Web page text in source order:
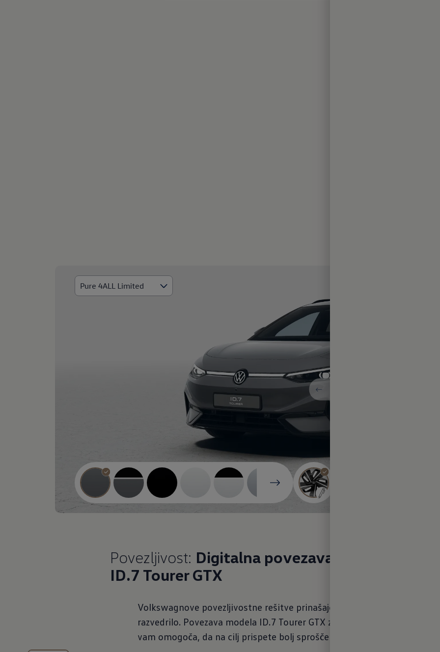
ID.7 Tourer GTX
Povezljivost: Digitalna povezava z vašim
ID.7 Tourer GTX
Volkswagnove povezljivostne rešitve prinašajo več udobja in dodatne
razvedrilo. Povezava modela ID.7 Tourer GTX z internetom in vašim
vam omogoča, da na cilj prispete bolj sproščeni - le voziti morate še